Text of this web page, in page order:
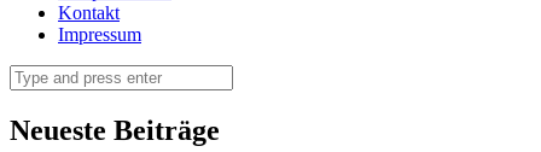
BULLI
VERREISEN
BULLI
VERREISEN
Kontakt
Impressum
Search
Neueste Beiträge